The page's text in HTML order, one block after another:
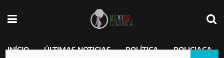
INÍCIO ÚLTIMAS NOTICIAS POLÍTICA POLICIACA